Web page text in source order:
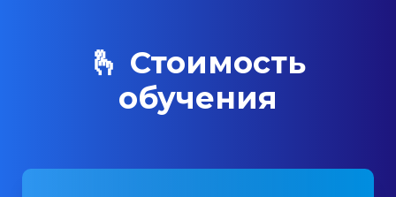
🫰 Стоимость
обучения